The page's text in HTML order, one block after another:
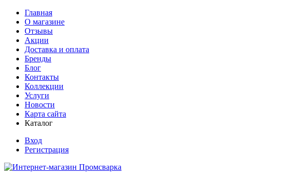
Главная
О магазине
Отзывы
Акции
Доставка и оплата
Бренды
Блог
Контакты
Коллекции
Услуги
Новости
Карта сайта
Каталог
Вход
Регистрация